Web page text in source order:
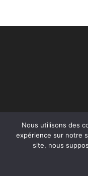
Copyright -
Nous utilisons des
expérience sur notre
site, nous